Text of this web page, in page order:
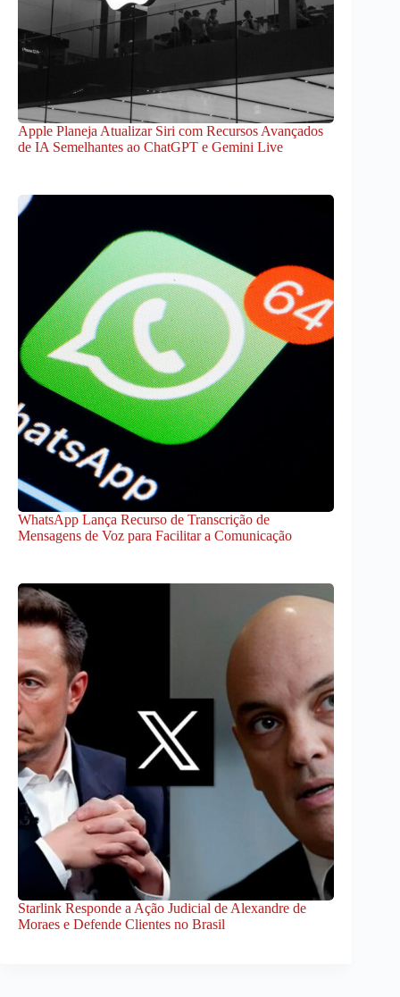
Apple Planeja Atualizar Siri com Recursos Avançados
de IA Semelhantes ao ChatGPT e Gemini Live
WhatsApp Lança Recurso de Transcrição de
Mensagens de Voz para Facilitar a Comunicação
Starlink Responde a Ação Judicial de Alexandre de
Moraes e Defende Clientes no Brasil